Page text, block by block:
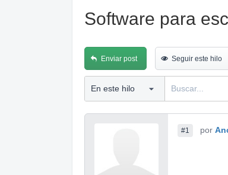
Software para
Enviar post Seguir este hilo
#1 por